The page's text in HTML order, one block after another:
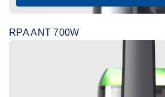
RPA ANT 700W